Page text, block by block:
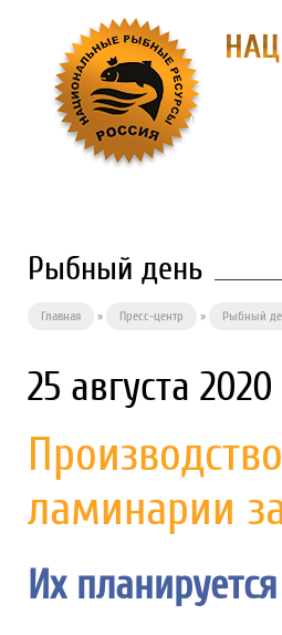
О
Рыбный день
Главная » Пресс-центр » Рыбный
25 августа 2020
ламинарии
Их